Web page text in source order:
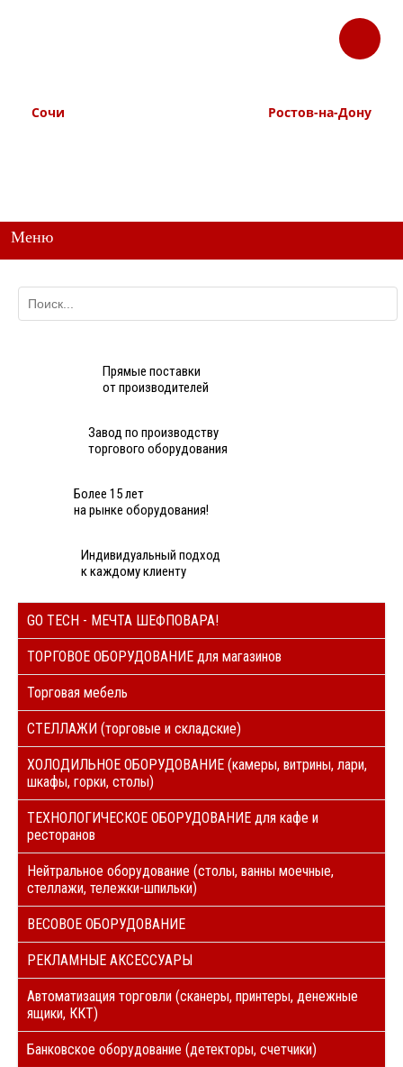
Сочи
ЗАКАЗАТЬ
ЗВОНОК
Ростов-на-Дону
Меню
Прямые поставки
от производителей
Завод по производству
торгового оборудования
Более 15 лет
на рынке оборудования!
Индивидуальный подход
к каждому клиенту
GO TECH - МЕЧТА ШЕФПОВАРА!
ТОРГОВОЕ ОБОРУДОВАНИЕ для магазинов
Торговая мебель
СТЕЛЛАЖИ (торговые и складские)
ХОЛОДИЛЬНОЕ ОБОРУДОВАНИЕ (камеры, витрины, лари,
шкафы, горки, столы)
ТЕХНОЛОГИЧЕСКОЕ ОБОРУДОВАНИЕ для кафе и
ресторанов
Нейтральное оборудование (столы, ванны моечные,
стеллажи, тележки-шпильки)
ВЕСОВОЕ ОБОРУДОВАНИЕ
РЕКЛАМНЫЕ АКСЕССУАРЫ
Автоматизация торговли (сканеры, принтеры, денежные
ящики, ККТ)
Банковское оборудование (детекторы, счетчики)